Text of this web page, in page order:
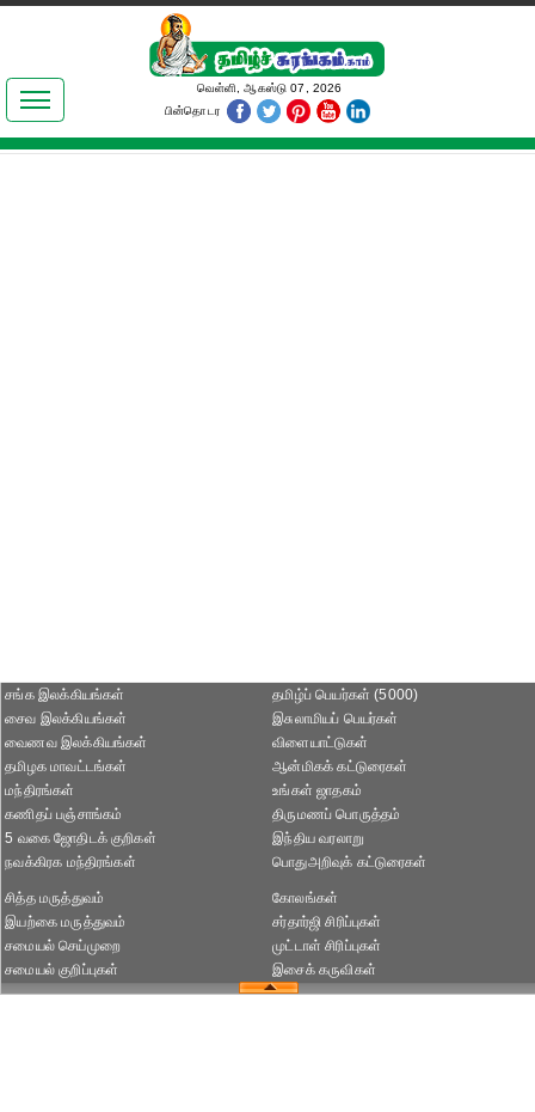
இலக்கியங்கள்
தமிழ் உலகம்
வெள்ளி, ஆகஸ்டு 07, 2026
பின்தொடர
சங்க இலக்கியங்கள்
சைவ இலக்கியங்கள்
வைணவ இலக்கியங்கள்
தமிழக மாவட்டங்கள்
தமிழ்ப் பெயர்கள் (5000)
இசுலாமியப் பெயர்கள்
விளையாட்டுகள்
ஆன்மிகக் கட்டுரைகள்
மந்திரங்கள்
கணிதப் பஞ்சாங்கம்
5 வகை ஜோதிடக் குறிகள்
நவக்கிரக மந்திரங்கள்
உங்கள் ஜாதகம்
திருமணப் பொருத்தம்
இந்திய வரலாறு
பொதுஅறிவுக் கட்டுரைகள்
சித்த மருத்துவம்
இயற்கை மருத்துவம்
சமையல் செய்முறை
சமையல் குறிப்புகள்
கோலங்கள்
சர்தார்ஜி சிரிப்புகள்
முட்டாள் சிரிப்புகள்
இசைக் கருவிகள்